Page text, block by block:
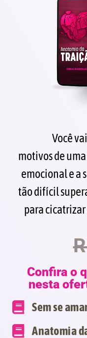
Você
motivos de
emocional e a
tão difícil
para cicatrizar
Confira o
nesta
Sem se
Anatomia